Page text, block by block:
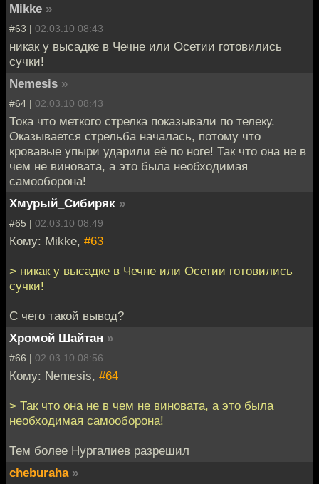
Mikke »
#63 | 02.03.10 08:43
никак у высадке в Чечне или Осетии готовились
сучки!
Nemesis »
#64 | 02.03.10 08:43
Тока что меткого стрелка показывали по телеку.
Оказывается стрельба началась, потому что
кровавые упыри ударили её по ноге! Так что она не в
чем не виновата, а это была необходимая
самооборона!
Хмурый_Сибиряк »
#65 | 02.03.10 08:49
Кому: Mikke, #63
> никак у высадке в Чечне или Осетии готовились
сучки!
С чего такой вывод?
Хромой Шайтан »
#66 | 02.03.10 08:56
Кому: Nemesis, #64
> Так что она не в чем не виновата, а это была
необходимая самооборона!
Тем более Нургалиев разрешил
cheburaha »